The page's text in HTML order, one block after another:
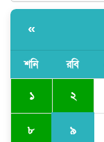
«
শনি রবি
১ ২
৮ ৯